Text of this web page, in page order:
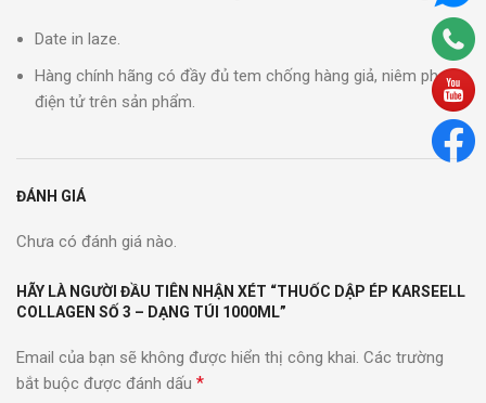
Date in laze.
Hàng chính hãng có đầy đủ tem chống hàng giả, niêm phong
điện tử trên sản phẩm.
ĐÁNH GIÁ
Chưa có đánh giá nào.
HÃY LÀ NGƯỜI ĐẦU TIÊN NHẬN XÉT “THUỐC DẬP ÉP KARSEELL
COLLAGEN SỐ 3 – DẠNG TÚI 1000ML”
Email của bạn sẽ không được hiển thị công khai. Các trường
bắt buộc được đánh dấu *